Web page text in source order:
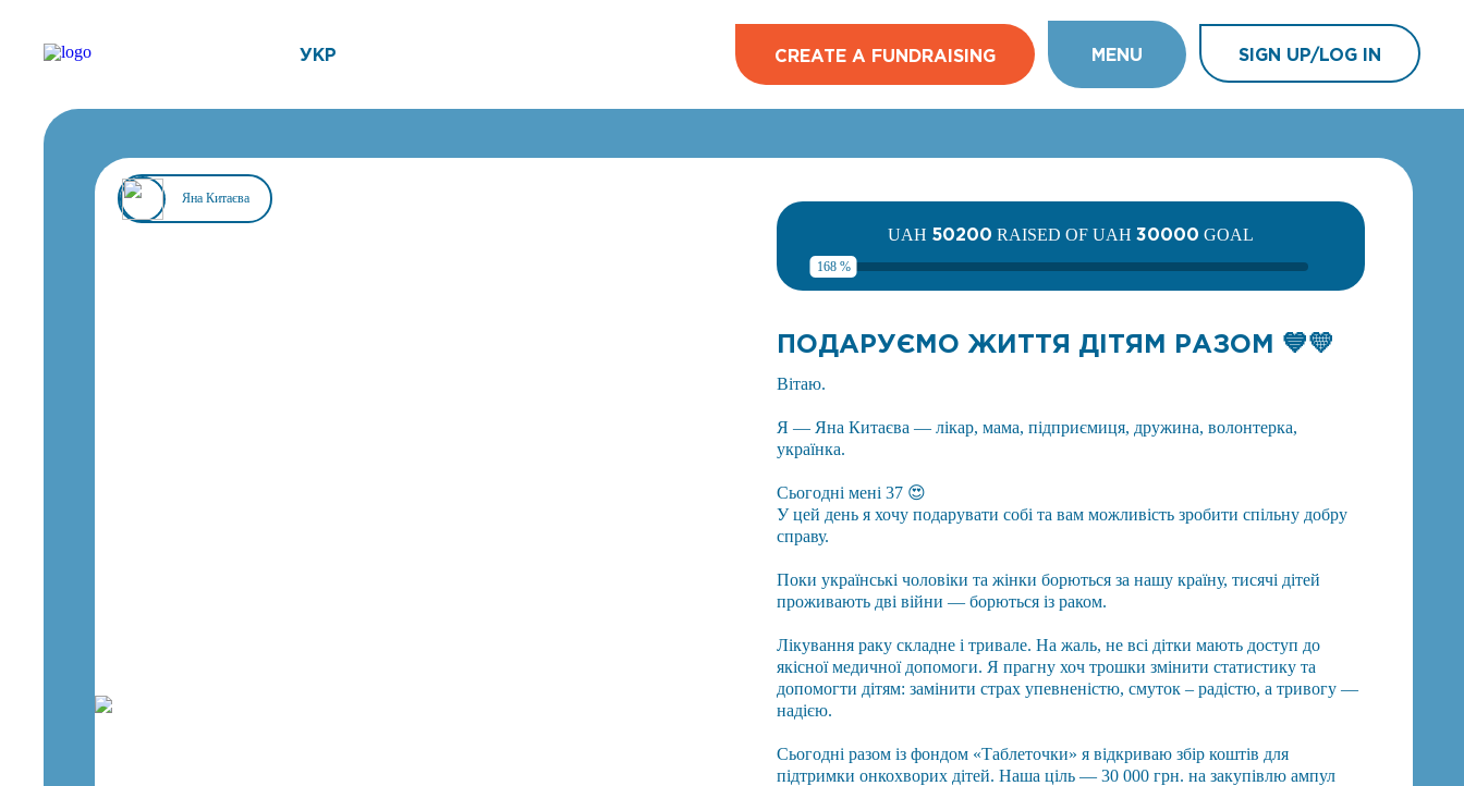
УКР CREATE A FUNDRAISING MENU SIGN UP/LOG IN
Яна Китаєва
UAH 50200 RAISED OF UAH 30000 GOAL
168 %
ПОДАРУЄМО ЖИТТЯ ДІТЯМ РАЗОМ 💙💛
Вітаю.
Я — Яна Китаєва — лікар, мама, підприємиця, дружина, волонтерка,
українка.
Сьогодні мені 37 😍
У цей день я хочу подарувати собі та вам можливість зробити спільну добру
справу.
Поки українські чоловіки та жінки борються за нашу країну, тисячі дітей
проживають дві війни — борються із раком.
Лікування раку складне і тривале. На жаль, не всі дітки мають доступ до
якісної медичної допомоги. Я прагну хоч трошки змінити статистику та
допомогти дітям: замінити страх упевненістю, смуток – радістю, а тривогу —
надією.
Сьогодні разом із фондом «Таблеточки» я відкриваю збір коштів для
підтримки онкохворих дітей. Наша ціль — 30 000 грн. на закупівлю ампул